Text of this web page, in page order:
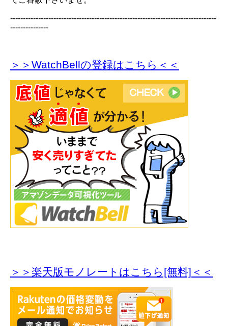
---------------------------------------------------------------------------------
---------------
＞＞WatchBellの登録はこちら＜＜
＞＞楽天版モノレートはこちら[無料]＜＜